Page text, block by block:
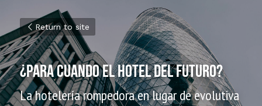
Return to site
¿Para cuando el hotel del futuro?
La hotelería rompedora en lugar de evolutiva